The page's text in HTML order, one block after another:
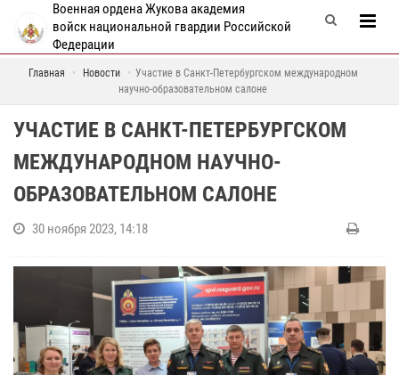
Военная ордена Жукова академия
войск национальной гвардии Российской
Федерации
Главная Новости
Участие в Санкт-Петербургском международном
научно-образовательном салоне
УЧАСТИЕ В САНКТ-ПЕТЕРБУРГСКОМ
МЕЖДУНАРОДНОМ НАУЧНО-
ОБРАЗОВАТЕЛЬНОМ САЛОНЕ
30 ноября 2023, 14:18